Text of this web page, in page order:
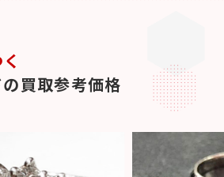
買取参考価格